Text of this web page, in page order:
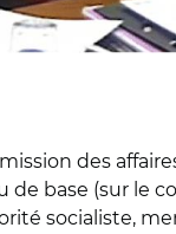
des
de base (sur le
socialiste,